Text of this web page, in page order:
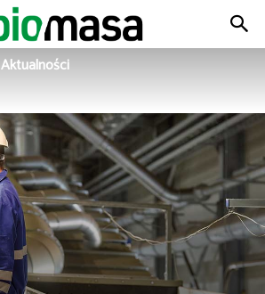
Aktualności